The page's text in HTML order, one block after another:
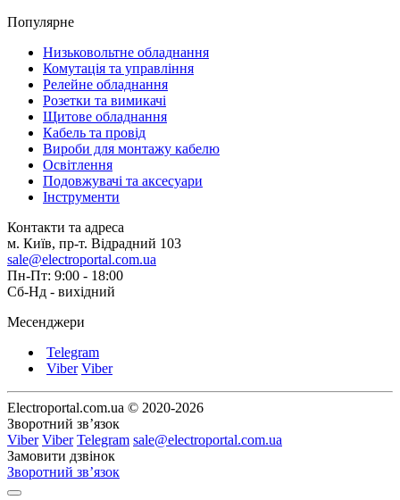
Популярне
Низьковольтне обладнання
Комутація та управління
Релейне обладнання
Розетки та вимикачі
Щитове обладнання
Кабель та провід
Вироби для монтажу кабелю
Освітлення
Подовжувачі та аксесуари
Інструменти
Контакти та адреса
м. Київ, пр-т. Відрадний 103
sale@electroportal.com.ua
Пн-Пт: 9:00 - 18:00
Сб-Нд - вихідний
Месенджери
Telegram
Viber Viber
Electroportal.com.ua © 2020-2026
Зворотний зв’язок
Viber Viber Telegram sale@electroportal.com.ua
Замовити дзвінок
Зворотний зв’язок